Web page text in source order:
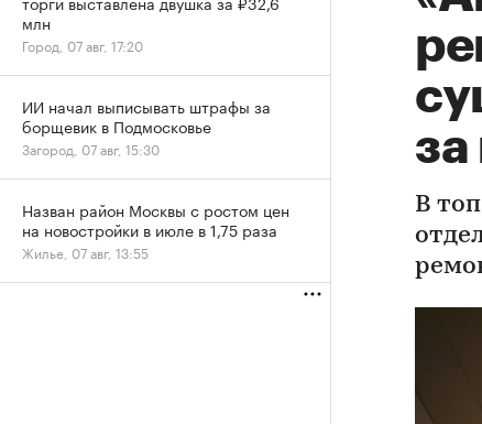
за
В
млн
Город, 07 авг, 17:20
ИИ начал выписывать штрафы за
борщевик в Подмосковье
Загород, 07 авг, 15:30
Назван район Москвы с ростом цен
на новостройки в июле в 1,75 раза
Жилье, 07 авг, 13:55